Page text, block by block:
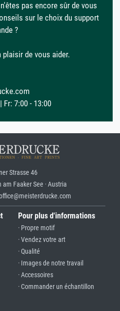
pas encore sûr de vous
sur le choix du support
?
de vous aider.
Fr: 7:00 - 13:00
Strasse 46
Faaker See · Austria
Pour plus d'informations
· Propre motif
· Vendez votre art
· Qualité
· Images de notre travail
· Accessoires
· Commander un échantillon